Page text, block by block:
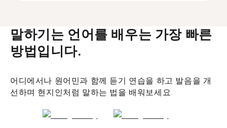
말하기는 언어를 배우는 가장 빠른
방법입니다.
어디에서나 원어민과 함께 듣기 연습을 하고 발음을 개
선하며 현지인처럼 말하는 법을 배워보세요.